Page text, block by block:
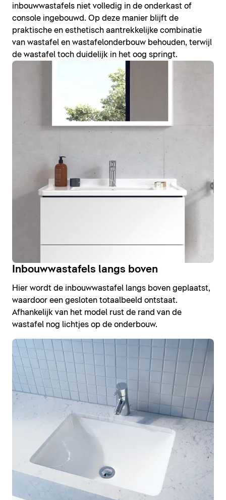
inbouwwastafels niet volledig in de onderkast of
console ingebouwd. Op deze manier blijft de
praktische en esthetisch aantrekkelijke combinatie
van wastafel en wastafelonderbouw behouden, terwijl
de wastafel toch duidelijk in het oog springt.
Inbouwwastafels langs boven
Hier wordt de inbouwwastafel langs boven geplaatst,
waardoor een gesloten totaalbeeld ontstaat.
Afhankelijk van het model rust de rand van de
wastafel nog lichtjes op de onderbouw.